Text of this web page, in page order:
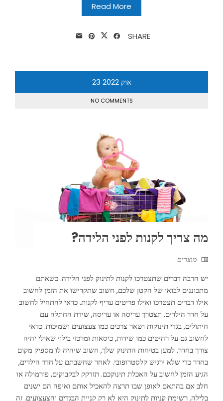
Read More
SHARE
אוק 23 2022
NO COMMENTS
מה צריך לקנות לפני הלידה?
מוצרים
יש הרבה דברים שתצטרכו לקנות לתינוק לפני הלידה. כשאתם
מתכוננים לבואו של הקטן שלכם, חשוב שתקדישו את הזמן לחשוב
אילו דברים תצטרכו ואילו פריטים עדיף לקנות. כדאי להתחיל לחשוב
על חדר הילדים. תצטרך עריסה או עריסה, שידת החתלה עם
חיתולים, בגדי תינוקות ושאר צרכים כמו צעצועים ושמיכות. כדאי
לחשוב גם על רהיטים כמו שידות, כיסאות ומרכזי בילוי שאולי יהיה
צורך בחדר. למען בטיחות התינוק שלך, חשוב שיהיה לו מספיק מקום
בחדר כדי שלא ירגיש קלסטרופובי. לאחר שחשבתם על חדר הילדים,
הגיע הזמן לחשוב על האכלת תינוקכם. תזדקק לבקבוקים, פורמולה או
חלב אם בהתאם לאופן שבו תרצה להאכיל אותם ואיפה הם ישנים
בלילה. רשימת קניות לתינוק היא לא רק קניית הבגדים והצעצועים. זה